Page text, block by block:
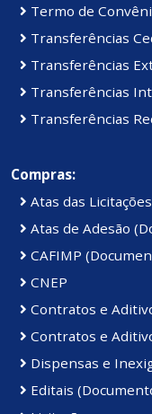
Termo de
Transferências
Transferências
Transferências
Transferências
Compras:
Atas das
Atas de Adesão
CAFIMP
CNEP
Contratos e
Contratos e
Dispensas e
Editais